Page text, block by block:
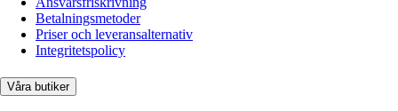
Betalningsmetoder
Priser och leveransalternativ
Integritetspolicy
Våra butiker